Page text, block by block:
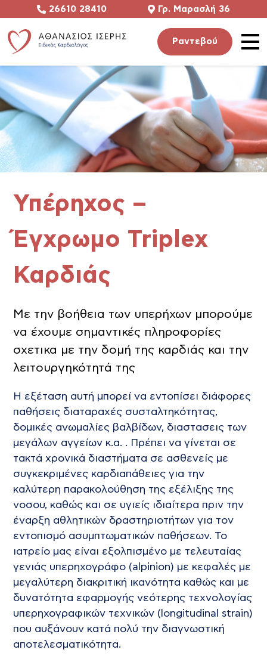
26610 28410 Γρ. Μαρασλή 36
Ραντεβού
Υπηρεσίες
Ο Ιατρός
Επικοινωνία
Υπέρηχος –
Έγχρωμο Triplex
Καρδιάς
Με την βοήθεια των υπερήχων μπορούμε
να έχουμε σημαντικές πληροφορίες
σχετικα με την δομή της καρδιάς και την
λειτουργηκότητά της
Η εξέταση αυτή μπορεί να εντοπίσει διάφορες
παθήσεις διαταραχές συσταλτηκότητας,
δομικές ανωμαλίες βαλβίδων, διαστασεις των
μεγάλων αγγείων κ.α. . Πρέπει να γίνεται σε
τακτά χρονικά διαστήματα σε ασθενείς με
συγκεκριμένες καρδιαπάθειες για την
καλύτερη παρακολούθηση της εξέλιξης της
νοσου, καθώς και σε υγιείς ιδιαίτερα πριν την
έναρξη αθλητικών δραστηριοτήτων για τον
εντοπισμό ασυμπτωματικών παθήσεων. Το
ιατρείο μας είναι εξολπισμένο με τελευταίας
γενιάς υπερηχογράφο (alpinion) με κεφαλές με
μεγαλύτερη διακριτική ικανότητα καθώς και με
δυνατότητα εφαρμογής νεότερης τεχνολογίας
υπερηχογραφικών τεχνικών (longitudinal strain)
που αυξάνουν κατά πολύ την διαγνωστική
αποτελεσματικότητα.